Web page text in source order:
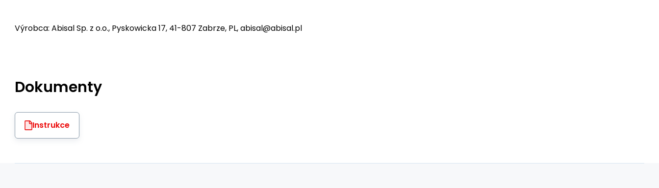
Výrobca: Abisal Sp. z o.o., Pyskowicka 17, 41-807 Zabrze, PL, abisal@abisal.pl
Dokumenty
Instrukce